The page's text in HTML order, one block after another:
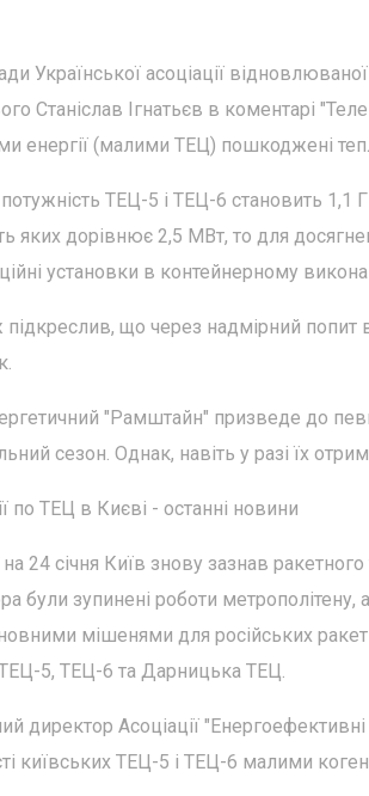
Української асоціації
Станіслав Ігнатьєв в коментарі
енергії (малими ТЕЦ) пошкоджені
ТЕЦ-5 і ТЕЦ-6 становить 1,1
яких дорівнює 2,5 МВт, то для
установки в контейнерному
підкреслив, що через надмірний
"Рамштайн" призведе до
сезон. Однак, навіть у разі їх
по ТЕЦ в Києві - останні новини
на 24 січня Київ знову зазнав
були зупинені роботи
мішенями для російських
5, ТЕЦ-6 та Дарницька ТЕЦ.
директор Асоціації
київських ТЕЦ-5 і ТЕЦ-6 малими